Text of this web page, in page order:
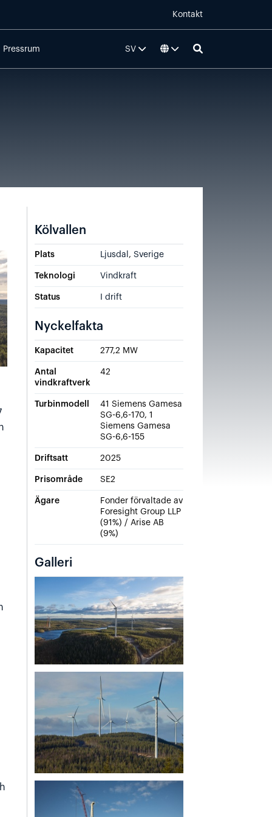
Kontakt
Pressrum SV
Kölvallen
Plats Ljusdal , Sverige
Teknologi Vindkraft
Status I drift
Nyckelfakta
Kapacitet 277,2 MW
Antal
vindkraftverk
42
Turbinmodell
41 Siemens Gamesa
SG-6,6-170, 1
Siemens Gamesa
SG-6,6-155
Driftsatt 2025
Prisområde SE2
Ägare
Fonder förvaltade av
Foresight Group LLP
(91%) / Arise AB
(9%)
Galleri